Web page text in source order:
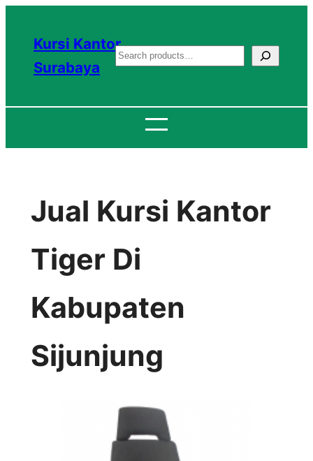
konten
Kursi Kantor
Surabaya
S
a
c
Jual Kursi Kantor
Tiger Di
Kabupaten
Sijunjung